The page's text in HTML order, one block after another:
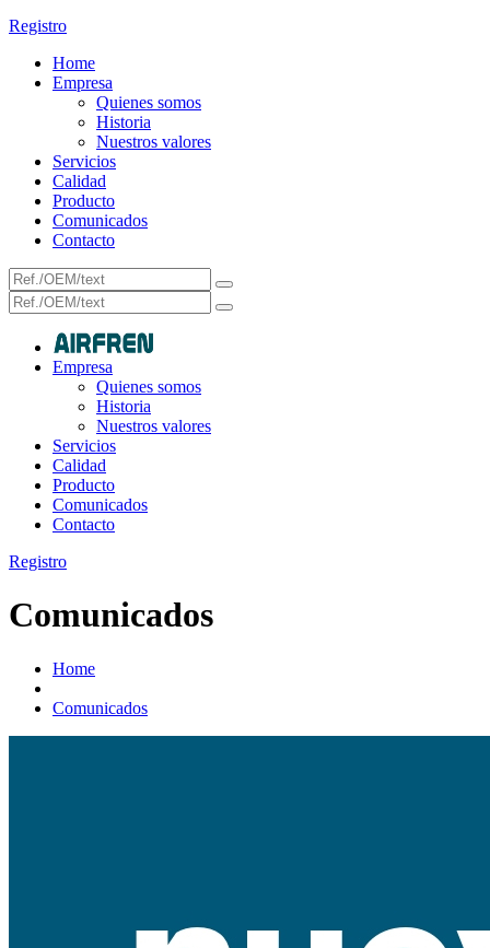
Registro
Home
Empresa
Quienes somos
Historia
Nuestros valores
Servicios
Calidad
Producto
Comunicados
Contacto
Empresa
Quienes somos
Historia
Nuestros valores
Servicios
Calidad
Producto
Comunicados
Contacto
Registro
Comunicados
Home
Comunicados